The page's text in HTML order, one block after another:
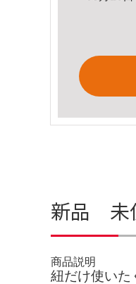
新品 未
商品説明
紐だけ使い